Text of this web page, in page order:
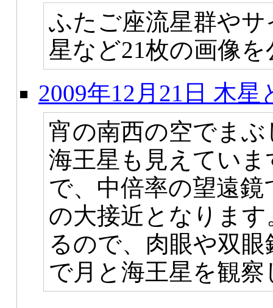
ふたご座流星群や
星など21枚の画像
2009年12月21日 木
宵の南西の空でま
海王星も見えていま
で、中倍率の望遠
の大接近となりま
るので、肉眼や双
で月と海王星を観